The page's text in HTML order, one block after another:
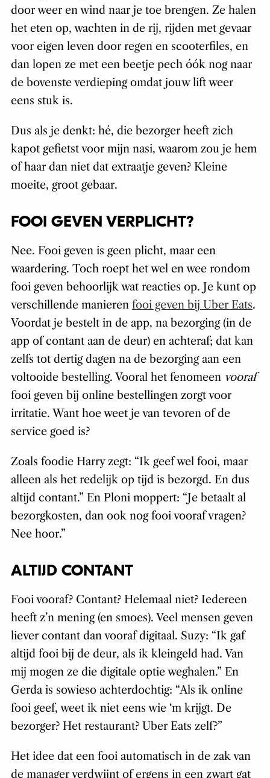
door weer en wind naar je toe brengen. Ze halen
het eten op, wachten in de rij, rijden met gevaar
voor eigen leven door regen en scooterfiles, en
dan lopen ze met een beetje pech óók nog naar
de bovenste verdieping omdat jouw lift weer
eens stuk is.
Dus als je denkt: hé, die bezorger heeft zich
kapot gefietst voor mijn nasi, waarom zou je hem
of haar dan niet dat extraatje geven? Kleine
moeite, groot gebaar.
FOOI GEVEN VERPLICHT?
Nee. Fooi geven is geen plicht, maar een
waardering. Toch roept het wel en wee rondom
fooi geven behoorlijk wat reacties op. Je kunt op
verschillende manieren fooi geven bij Uber Eats.
Voordat je bestelt in de app, na bezorging (in de
app of contant aan de deur) en achteraf; dat kan
zelfs tot dertig dagen na de bezorging aan een
voltooide bestelling. Vooral het fenomeen vooraf
fooi geven bij online bestellingen zorgt voor
irritatie. Want hoe weet je van tevoren of de
service goed is?
Zoals foodie Harry zegt: “Ik geef wel fooi, maar
alleen als het redelijk op tijd is bezorgd. En dus
altijd contant.” En Ploni moppert: “Je betaalt al
bezorgkosten, dan ook nog fooi vooraf vragen?
Nee hoor.”
ALTIJD CONTANT
Fooi vooraf? Contant? Helemaal niet? Iedereen
heeft z’n mening (en smoes).⁠ Veel mensen geven
liever contant dan vooraf digitaal. Suzy: “Ik gaf
altijd fooi bij de deur, als ik kleingeld had. Van
mij mogen ze die digitale optie weghalen.” En
Gerda is sowieso achterdochtig: “Als ik online
fooi geef, weet ik niet eens wie ‘m krijgt. De
bezorger? Het restaurant? Uber Eats zelf?”
Het idee dat een fooi automatisch in de zak van
de manager verdwijnt of ergens in een zwart gat